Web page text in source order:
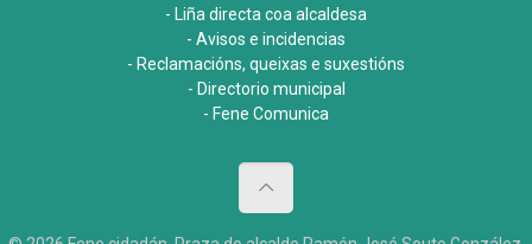
- Liña directa coa alcaldesa
- Avisos e incidencias
- Reclamacións, queixas e suxestións
- Directorio municipal
- Fene Comunica